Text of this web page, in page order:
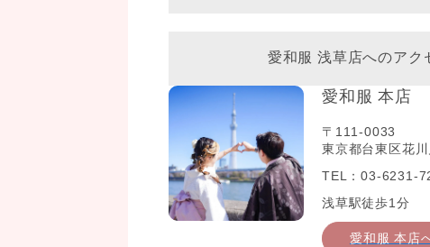
愛和服 浅草店へのアク
愛和服 本店
〒111-0033
東京都台東区花
TEL：03-6231-
浅草駅徒歩1分
愛和服 本店